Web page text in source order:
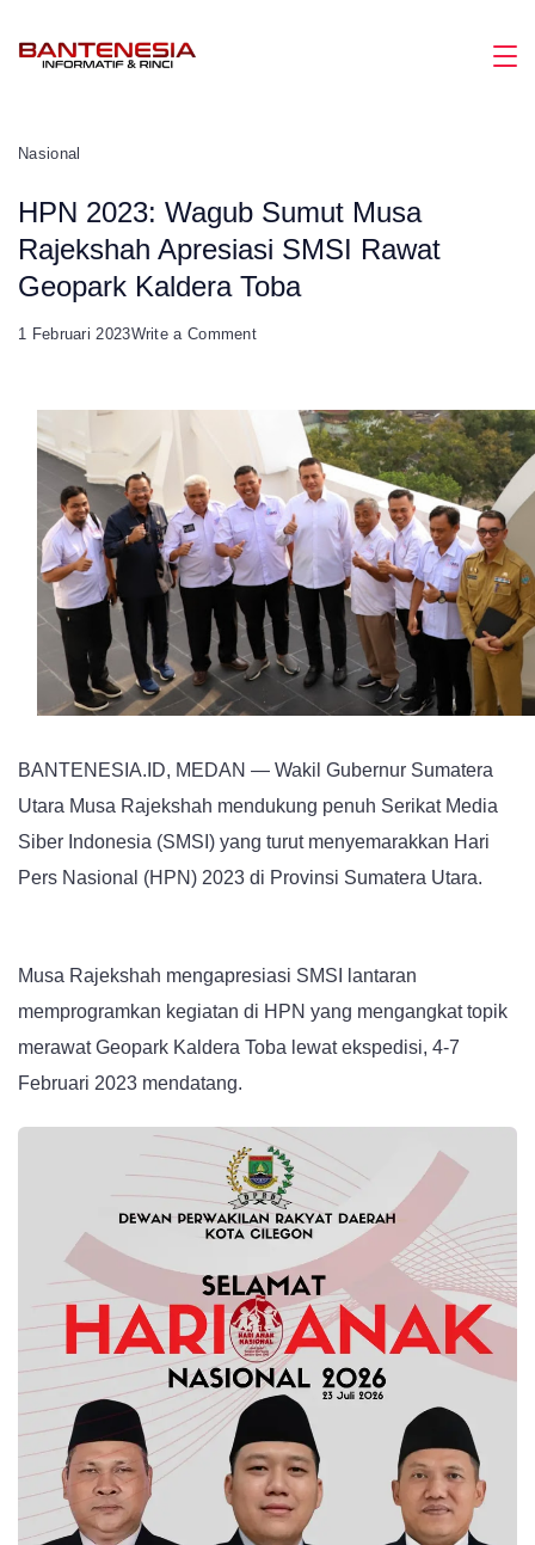
Nasional
HPN 2023: Wagub Sumut Musa
Rajekshah Apresiasi SMSI Rawat
Geopark Kaldera Toba
1 Februari 2023Write a Commenton
Wagub
Sumut
Musa
Rajekshah
Apresiasi
SMSI
Rawat
Geopark
Toba
BANTENESIA.ID, MEDAN — Wakil Gubernur Sumatera
Utara Musa Rajekshah mendukung penuh Serikat Media
Siber Indonesia (SMSI) yang turut menyemarakkan Hari
Pers Nasional (HPN) 2023 di Provinsi Sumatera Utara.
Musa Rajekshah mengapresiasi SMSI lantaran
memprogramkan kegiatan di HPN yang mengangkat topik
merawat Geopark Kaldera Toba lewat ekspedisi, 4-7
Februari 2023 mendatang.